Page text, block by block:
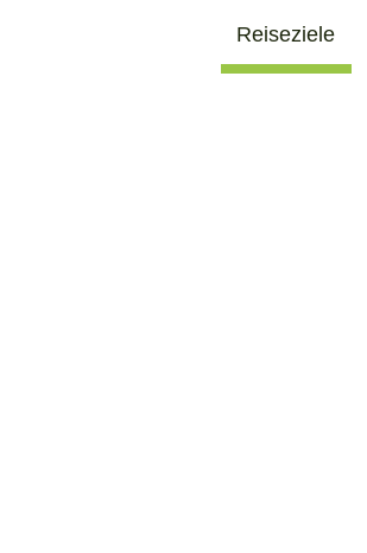
Reiseziele